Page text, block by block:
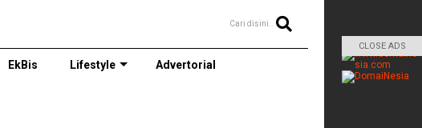
Cari disini..
EkBis Lifestyle Advertorial
CLOSE ADS